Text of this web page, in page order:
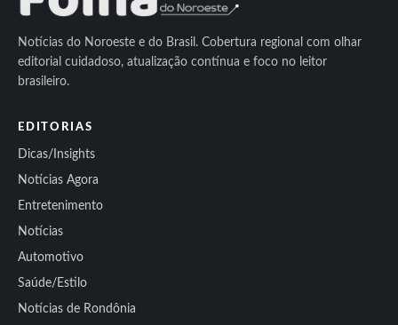
Notícias do Noroeste e do Brasil. Cobertura regional com olhar
editorial cuidadoso, atualização contínua e foco no leitor
brasileiro.
EDITORIAS
Dicas/Insights
Notícias Agora
Entretenimento
Notícias
Automotivo
Saúde/Estilo
Notícias de Rondônia